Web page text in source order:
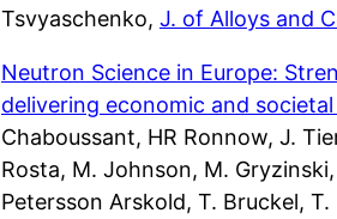
Tsvyaschenko, J. of Alloys and
Neutron Science in Europe:
delivering economic and
Chaboussant, HR Ronnow, J.
Rosta, M. Johnson, M.
Petersson Arskold, T. Bruckel,